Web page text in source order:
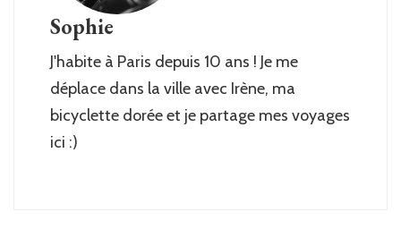
Sophie
J'habite à Paris depuis 10 ans ! Je me
déplace dans la ville avec Irène, ma
bicyclette dorée et je partage mes voyages
ici :)